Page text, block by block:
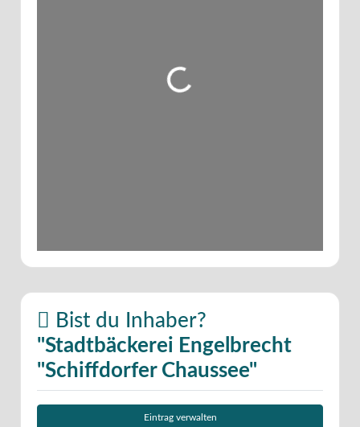
Wird geladen …
Bist du Inhaber?
"Stadtbäckerei Engelbrecht
"Schiffdorfer Chaussee"
Eintrag verwalten